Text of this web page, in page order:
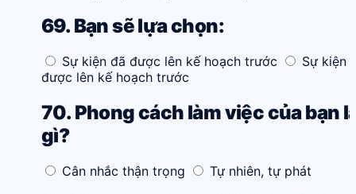
69. Bạn sẽ lựa chọn:
Sự kiện đã được lên kế hoạch trước
Sự kiện
được lên kế hoạch trước
70. Phong cách làm việc của bạn
gì?
Cân nhắc thận trọng Tự nhiên, tự phát